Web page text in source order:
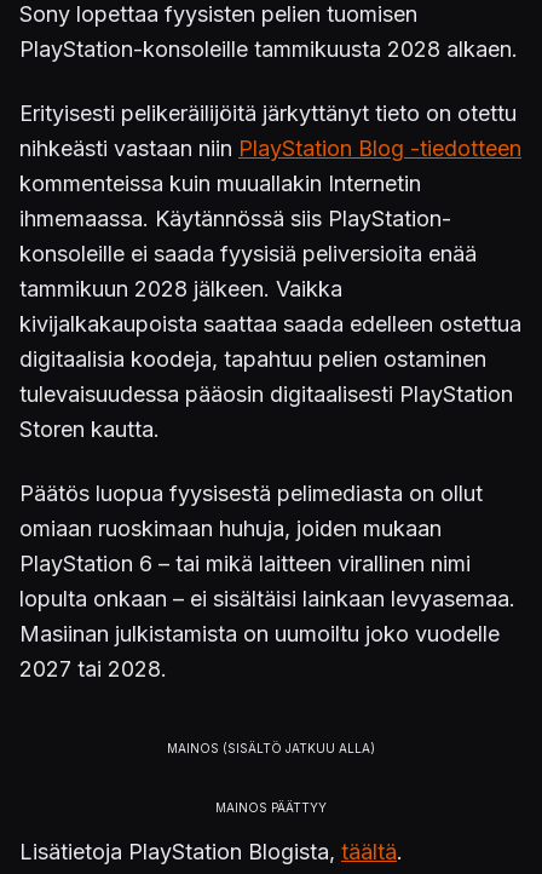
Sony lopettaa fyysisten pelien tuomisen
PlayStation-konsoleille tammikuusta 2028 alkaen.
Erityisesti pelikeräilijöitä järkyttänyt tieto on otettu
nihkeästi vastaan niin PlayStation Blog -tiedotteen
kommenteissa kuin muuallakin Internetin
ihmemaassa. Käytännössä siis PlayStation-
konsoleille ei saada fyysisiä peliversioita enää
tammikuun 2028 jälkeen. Vaikka
kivijalkakaupoista saattaa saada edelleen ostettua
digitaalisia koodeja, tapahtuu pelien ostaminen
tulevaisuudessa pääosin digitaalisesti PlayStation
Storen kautta.
Päätös luopua fyysisestä pelimediasta on ollut
omiaan ruoskimaan huhuja, joiden mukaan
PlayStation 6 – tai mikä laitteen virallinen nimi
lopulta onkaan – ei sisältäisi lainkaan levyasemaa.
Masiinan julkistamista on uumoiltu joko vuodelle
2027 tai 2028.
Lisätietoja PlayStation Blogista, täältä.